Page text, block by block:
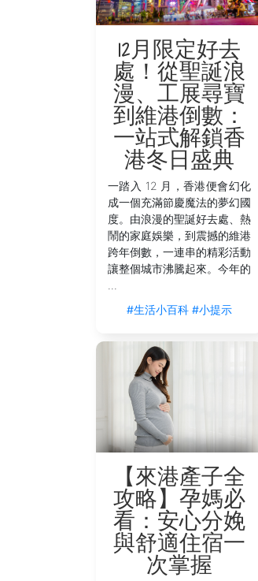
12月限定好去
處！從聖誕浪
漫、工展尋寶
到維港倒數：
一站式解鎖香
港冬日盛典
一踏入 12 月，香港便會幻化
成一個充滿節慶魔法的夢幻國
度。由浪漫的聖誕好去處、熱
鬧的家庭娛樂，到震撼的維港
跨年倒數，一連串的精彩活動
讓整個城市沸騰起來。今年的
#生活小百科 #小提示
【來港產子全
攻略】孕媽必
看：安心分娩
與舒適住宿一
次掌握